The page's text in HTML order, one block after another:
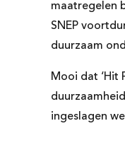
maatregelen
SNEP
duurzaam
Mooi dat ‘Hit
ingeslagen